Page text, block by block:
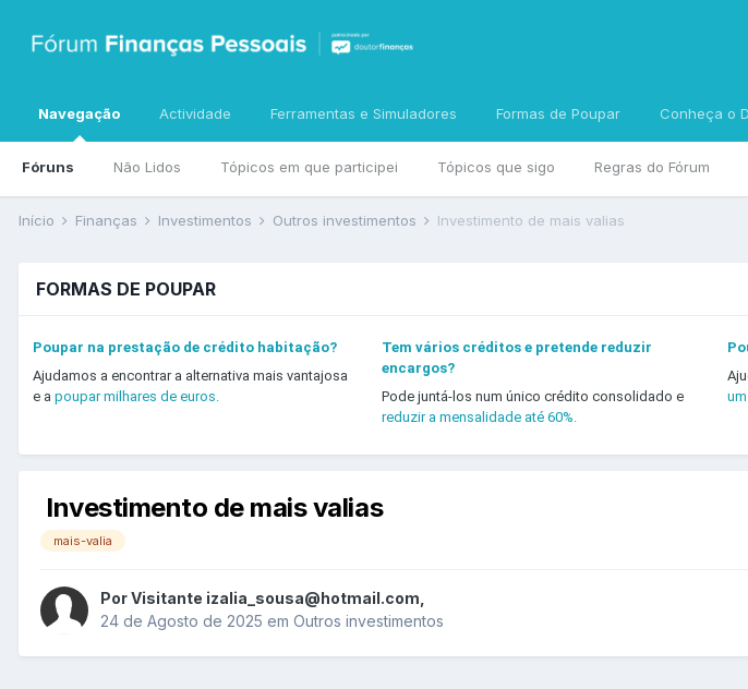
Navegação
Fóruns Não Lidos Tópicos em que participei Tópicos que sigo Regras do Fórum
Actividade Ferramentas e Simuladores Formas de Poupar Conheça o
Início Finanças Investimentos Outros investimentos Investimento de mais valias
FORMAS DE POUPAR
Poupar na prestação de crédito habitação?
Ajudamos a encontrar a alternativa mais vantajosa
e a poupar milhares de euros.
Tem vários créditos e pretende reduzir
encargos?
Pode juntá-los num único crédito consolidado e
reduzir a mensalidade até 60%.
Investimento de mais valias
mais-valia
PorVisitante izalia_sousa@hotmail.com
24 de Agosto de 2025 em Outros investimentos